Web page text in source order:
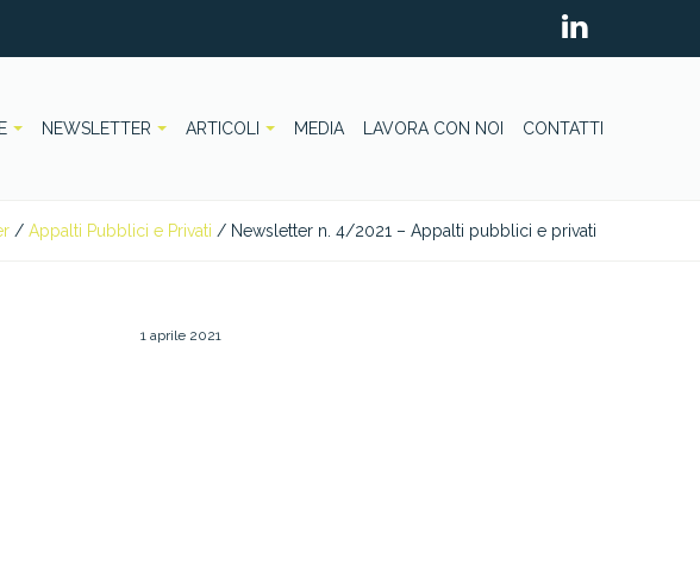
NEWSLETTER ARTICOLI MEDIA LAVORA CON NOI CONTATTI
/ Appalti Pubblici e Privati / Newsletter n. 4/2021 – Appalti pubblici e privati
1 aprile 2021